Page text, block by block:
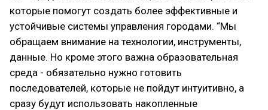
которые помогут создать более эффективные и
устойчивые системы управления городами. “Мы
обращаем внимание на технологии, инструменты,
данные. Но кроме этого важна образовательная
среда - обязательно нужно готовить
последователей, которые не пойдут интуитивно, а
сразу будут использовать накопленные